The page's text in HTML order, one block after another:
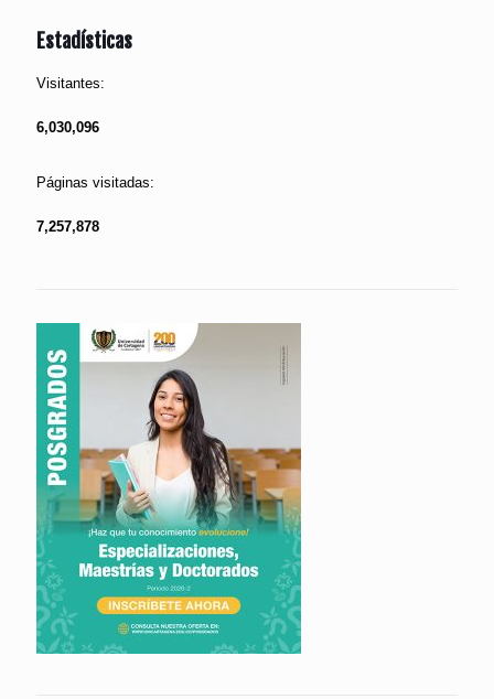
Estadísticas
Visitantes:
6,030,096
Páginas visitadas:
7,257,878